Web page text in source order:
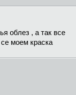
облез , а так все
моем краска